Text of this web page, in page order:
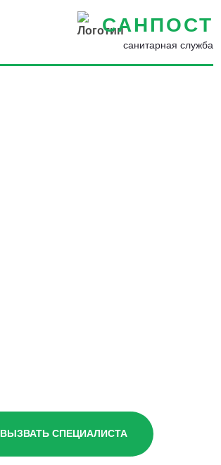
САНПОСТ
санитарная служба
ВЫЗВАТЬ СПЕЦИАЛИСТА